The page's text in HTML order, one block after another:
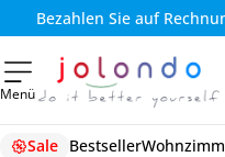
Bezahlen Sie auf Rechnung
Menü
Sale Bestseller